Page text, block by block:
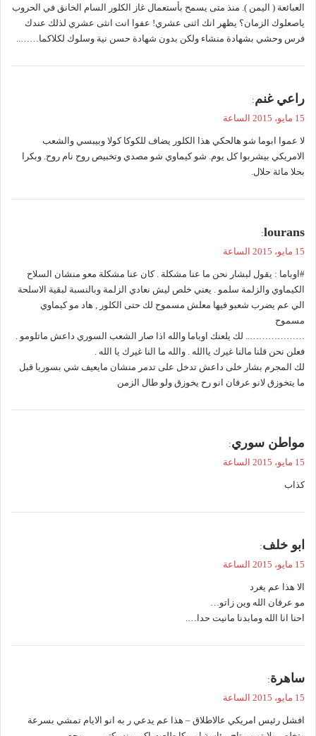
العبائعة ( اليمن ). منذ متى يسمح بأستعمال غاز الكلور السام الخانق في الحروب
ياصعلوك الزمان؟ يظهر انك اثنى عشري! عفوا انت انثى عشري لذلك عندك
فرس وحشي بشهادة منشاء ولكن بدون شهادة حسن نية وسلوك لكلاكما……..
ل
راعي غنم :
15 مايو، 2015 الساعة
لا عموا ابوما شو هالحكي هذا الكلور يضاف للكوكا كولا وبيبسي والشعب
الامريكي بيشربوا كل يوم. شو كيماوي شو مصدي وتخبيص روح نام روح. وبكرا
بحلا مائة حلال.
ي
ل
lourans
:
15 مايو، 2015 الساعة
#اوباما : يقول لبشار نحن ما عنا مشكلة . كان عنا مشكلة معو منشان السلاح
الكيماوي والزلمة سلمو . يعني خلص ليش نعادي الزلمة وبالنسبة لبقية الاسلحة
الي عم يضرب شعبو فيها معلش مسموح لك حتى الكلور , هاد مو كيماوي
مسموح
……………….. لك يلعنك اوباما والله اذا صار الشعب السوري داعش ماتلومو .
فعلن نحن قلنا مالنا غيرك ياالله . والله ما النا غيرك يا الله .
لك المجرم بشار خلى داعش تدخل على تدمر منشان مايعيف شي بسوريا قبل
ما يتخوزق لانو عرفان انو رح يخوزق ولو طال الزمن
ل
مواطن سوري:
15 مايو، 2015 الساعة
كذاب
ي
ل
ابو خلف:
15 مايو، 2015 الساعة
الا هذا عم يغرد
مو عرفان الله وين زاتو…
احنا انا الله ومابدنا مانيت حدا….
ي
ل
ساهرة:
15 مايو، 2015 الساعة
افشل رئيس امريكي عالاطلاق – هذا عم يدعي ر به انو الايام تمشي بسرعة